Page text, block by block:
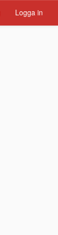
Logga in